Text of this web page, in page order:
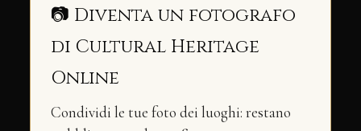
📷 Diventa un fotografo
di Cultural Heritage
Online
Condividi le tue foto dei luoghi: restano